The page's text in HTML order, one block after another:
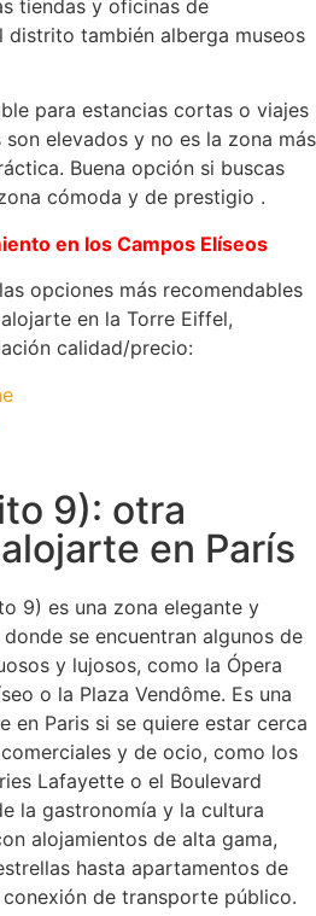
tiendas y oficinas de
distrito también alberga museos
para estancias cortas o viajes
elevados y no es la zona más
Buena opción si buscas
cómoda y de prestigio .
en los Campos Elíseos
opciones más recomendables
en la Torre Eiffel,
calidad/precio:
9): otra
en París
9) es una zona elegante y
se encuentran algunos de
y lujosos, como la Ópera
o la Plaza Vendôme. Es una
en Paris si se quiere estar cerca
y de ocio, como los
Lafayette o el Boulevard
la gastronomía y la cultura
alojamientos de alta gama,
hasta apartamentos de
de transporte público.